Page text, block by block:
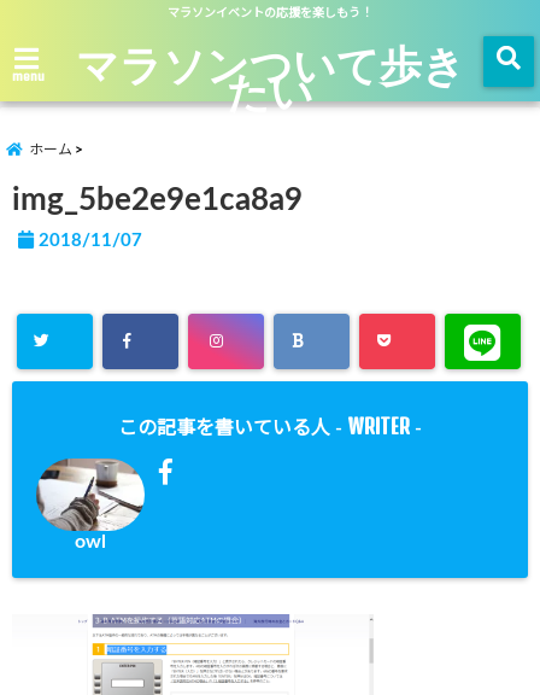
マラソンイベントの応援を楽しもう！
menu マラソンついて歩き
たい
ホーム
img_5be2e9e1ca8a9
2018/11/07
この記事を書いている人 - WRITER -
owl